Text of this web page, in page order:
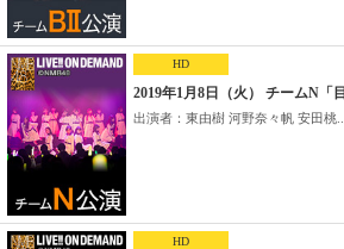
HD
2019年1月8日（火） チームN「
出演者：東由樹 河野奈々帆 安田桃...
HD